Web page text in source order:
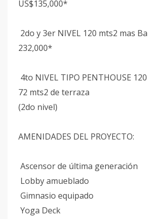
US$135,000*
2do y 3er NIVEL 120 mts2 mas
232,000*
4to NIVEL TIPO PENTHOUSE
72 mts2 de terraza
(2do nivel)
AMENIDADES DEL PROYECTO:
Ascensor de última generación
Lobby amueblado
Gimnasio equipado
Yoga Deck